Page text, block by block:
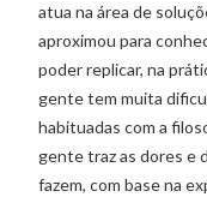
atua na área de
aproximou para
poder replicar, na
gente tem muita
habituadas com a
gente traz as dores e
fazem, com base na